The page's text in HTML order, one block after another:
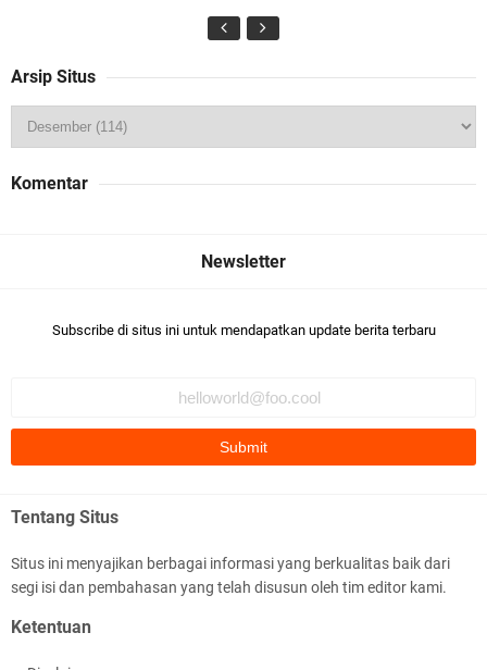
Arsip Situs
Komentar
Subscribe di situs ini untuk mendapatkan update berita terbaru
Tentang Situs
Situs ini menyajikan berbagai informasi yang berkualitas baik dari
segi isi dan pembahasan yang telah disusun oleh tim editor kami.
Ketentuan